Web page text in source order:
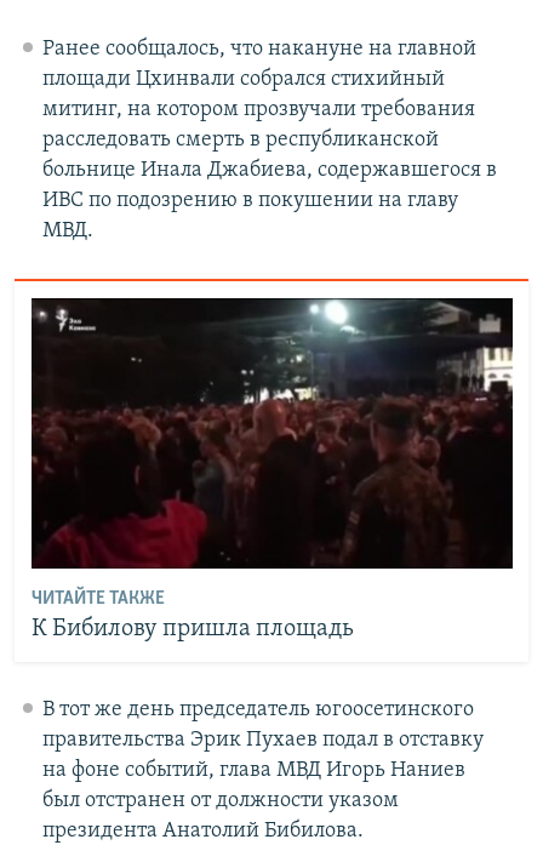
Ранее сообщалось, что накануне на главной
площади Цхинвали собрался стихийный
митинг, на котором прозвучали требования
расследовать смерть в республиканской
больнице Инала Джабиева, содержавшегося в
ИВС по подозрению в покушении на главу
МВД.
ЧИТАЙТЕ ТАКЖЕ
К Бибилову пришла площадь
В тот же день председатель югоосетинского
правительства Эрик Пухаев подал в отставку
на фоне событий, глава МВД Игорь Наниев
был отстранен от должности указом
президента Анатолий Бибилова.